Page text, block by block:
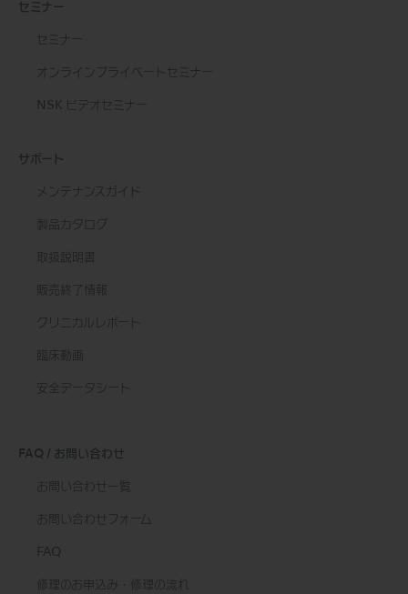
セミナー
セミナー
オンラインプライベートセミナー
NSK ビデオセミナー
サポート
メンテナンスガイド
製品カタログ
取扱説明書
販売終了情報
クリニカルレポート
臨床動画
安全データシート
FAQ / お問い合わせ
お問い合わせ一覧
お問い合わせフォーム
FAQ
修理のお申込み・修理の流れ